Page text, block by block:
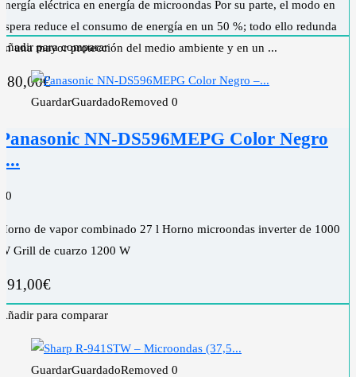
energía eléctrica en energía de microondas Por su parte, el modo en
espera reduce el consumo de energía en un 50 %; todo ello redunda
en una mayor protección del medio ambiente y en un ...
380,00€
Añadir para comparar
GuardarGuardadoRemoved 0
Panasonic NN-DS596MEPG Color Negro
-...
0
Horno de vapor combinado 27 l Horno microondas inverter de 1000
W Grill de cuarzo 1200 W
391,00€
Añadir para comparar
GuardarGuardadoRemoved 0